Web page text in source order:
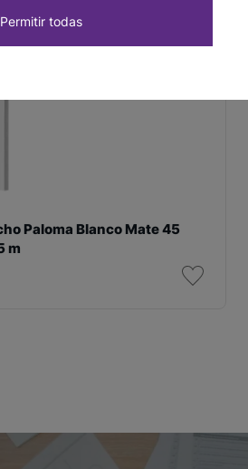
Paloma Blanco Mate 45
m
Permitir todas